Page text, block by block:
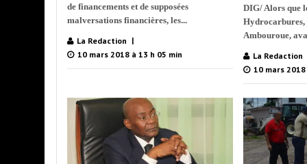
de financements et de supposées
malversations financières, les...
La Redaction
10 mars 2018 à 13 h 05 min
DIG/ Alors que
Hydrocarbures,
Ambouroue,
La Redaction
10 mars